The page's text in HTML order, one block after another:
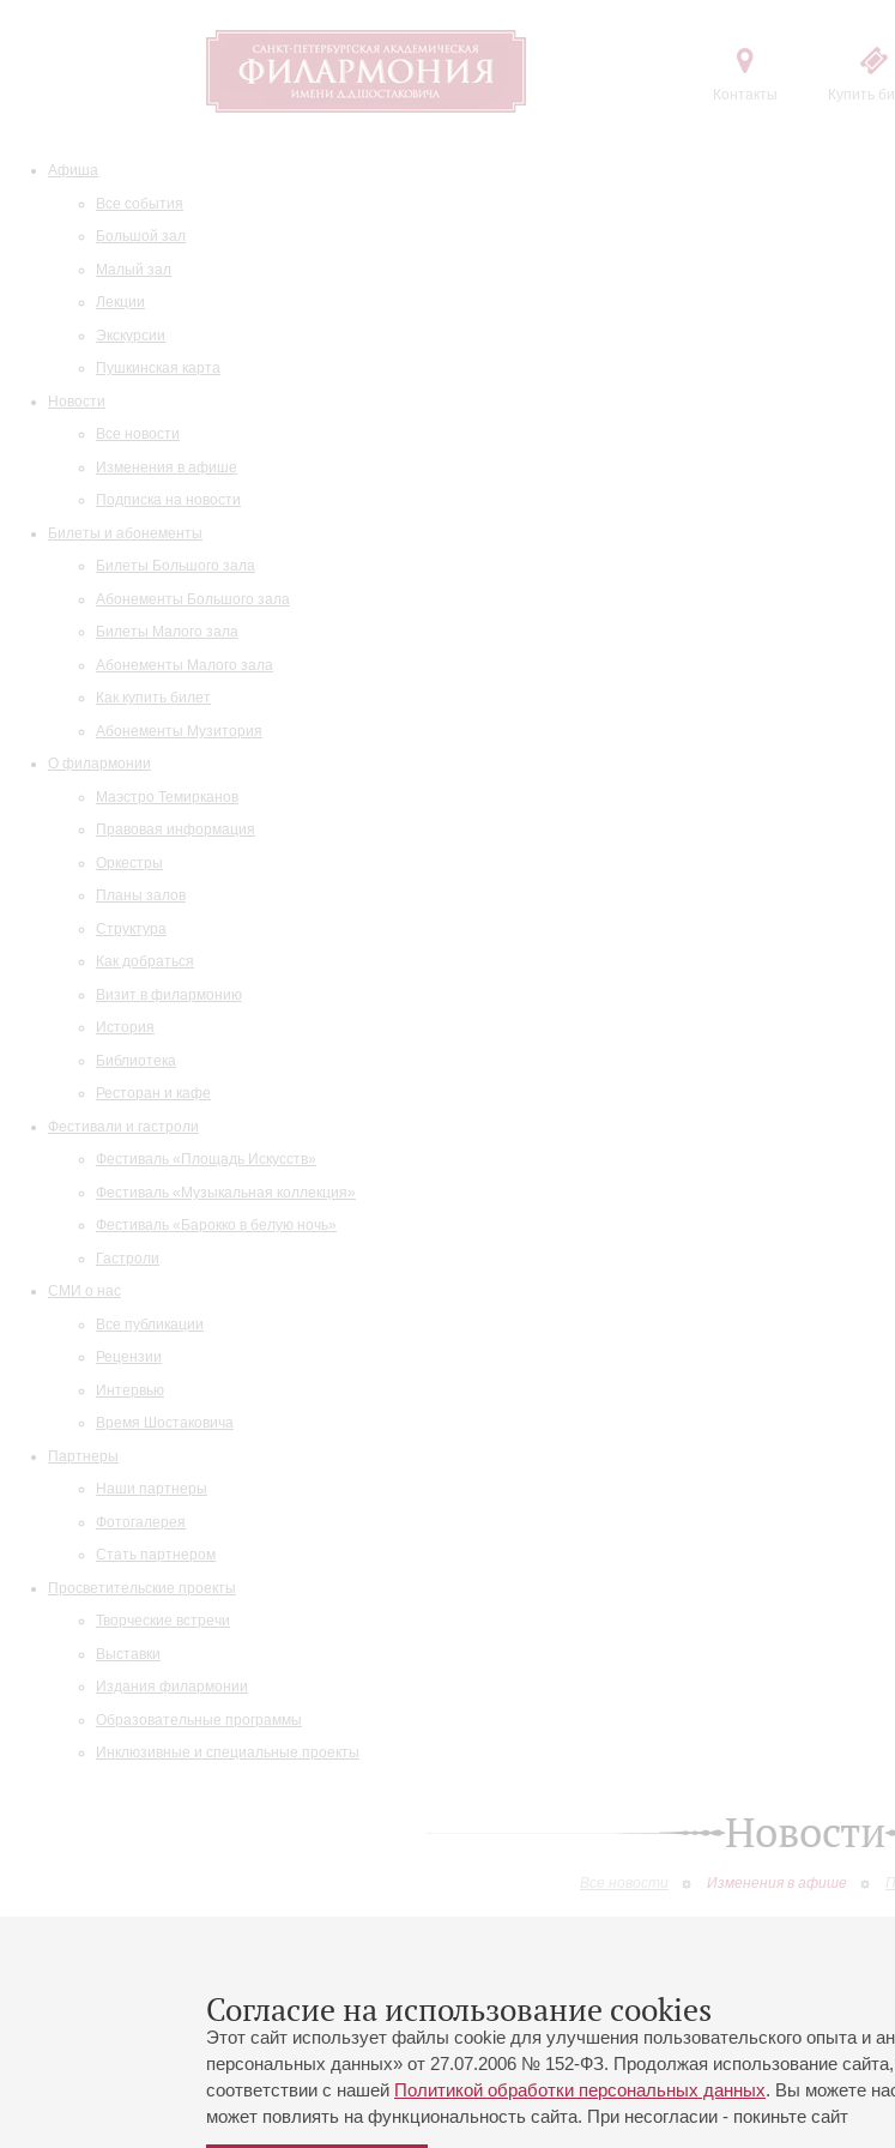
Контакты Купить
Афиша
Все события
Большой зал
Малый зал
Лекции
Экскурсии
Пушкинская карта
Новости
Все новости
Изменения в афише
Подписка на новости
Билеты и абонементы
Билеты Большого зала
Абонементы Большого зала
Билеты Малого зала
Абонементы Малого зала
Как купить билет
Абонементы Музитория
О филармонии
Маэстро Темирканов
Правовая информация
Оркестры
Планы залов
Структура
Как добраться
Визит в филармонию
История
Библиотека
Ресторан и кафе
Фестивали и гастроли
Фестиваль «Площадь Искусств»
Фестиваль «Музыкальная коллекция»
Фестиваль «Барокко в белую ночь»
Гастроли
СМИ о нас
Все публикации
Рецензии
Интервью
Время Шостаковича
Партнеры
Наши партнеры
Фотогалерея
Стать партнером
Просветительские проекты
Творческие встречи
Выставки
Издания филармонии
Образовательные программы
Инклюзивные и специальные проекты
Новости
Все новости Изменения в афише
Согласие на использование cookies
Этот сайт использует файлы cookie для улучшения пользовательского опыта и
персональных данных» от 27.07.2006 № 152-ФЗ. Продолжая использование
соответствии с нашей Политикой обработки персональных данных. Вы можете
может повлиять на функциональность сайта. При несогласии - покиньте сайт
Большой зал:
191186, Санкт-Петербург, Михайловская ул., 2
+7 (812) 240-01-00, +7 (812) 240-01-80
Часы работы кассы Большого зала: с